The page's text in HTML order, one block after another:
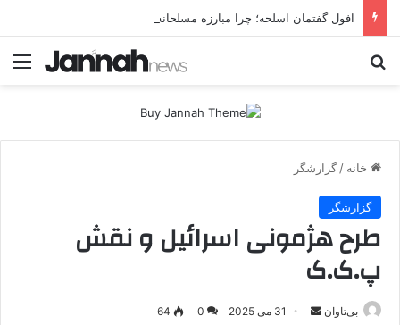
خانه / گزارشگر
گزارشگر
طرح هژمونی اسرائیل و نقش
پ.ک.ک
بی‌تاوان 31 می 2025 0
64